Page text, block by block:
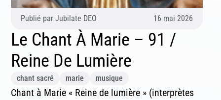
Publié par Jubilate DEO 16 mai 2026
Le Chant À Marie – 91 /
Reine De Lumière
chant sacré marie musique
Chant à Marie « Reine de lumière » (interprètes